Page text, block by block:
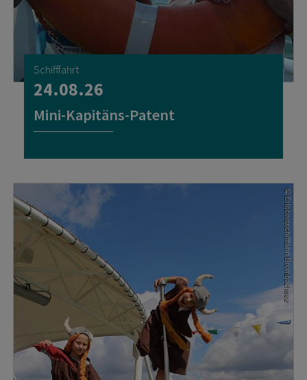
Schifffahrt
24.08.26
Mini-Kapitäns-Patent